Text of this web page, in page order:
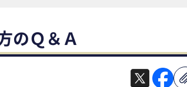
のＱ＆Ａ